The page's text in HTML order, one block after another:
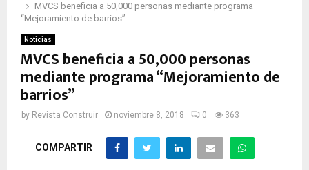
MVCS beneficia a 50,000 personas mediante programa
“Mejoramiento de barrios”
Noticias
MVCS beneficia a 50,000 personas
mediante programa “Mejoramiento de
barrios”
by Revista Construir noviembre 8, 2018 0 363
COMPARTIR